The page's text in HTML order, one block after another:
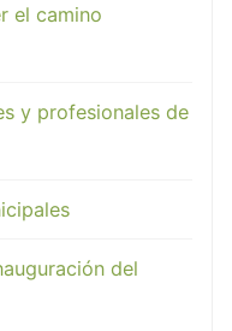
el camino
y profesionales de
del